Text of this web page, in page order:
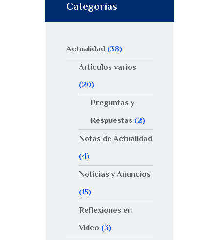
Categorías
Actualidad (38)
Artículos varios
(20)
Preguntas y
Respuestas (2)
Notas de Actualidad
(4)
Noticias y Anuncios
(15)
Reflexiones en
Video (3)